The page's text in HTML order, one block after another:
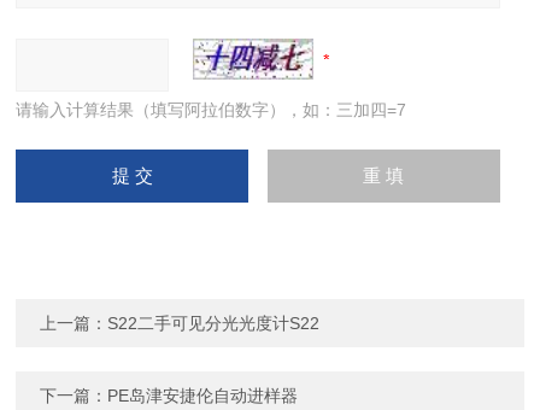
请输入计算结果（填写阿拉伯数字），如：三加四=7
上一篇： S22二手可见分光光度计S22
下一篇： PE岛津安捷伦自动进样器